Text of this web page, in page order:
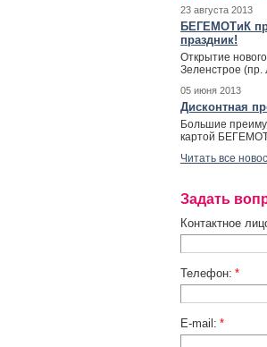
23 августа 2013
БЕГЕМОТиК
праздник!
Открытие
Зеленстрое (пр.
05 июня 2013
Дисконтная
Большие
картой
Читать все
Задать
Контактное
Телефон: *
E-mail: *